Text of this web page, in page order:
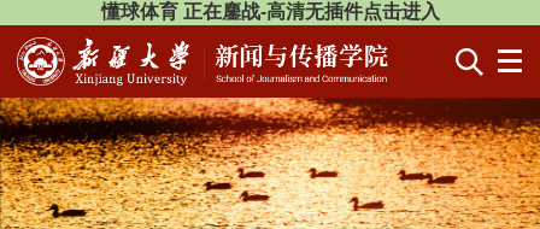
懂球体育 正在鏖战-高清无插件点击进入